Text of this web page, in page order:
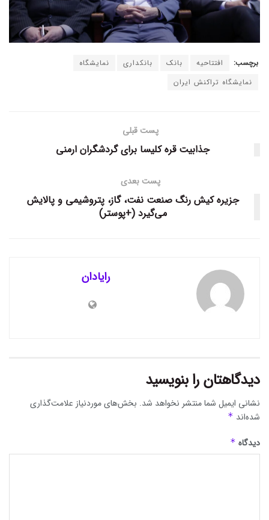
برچسب: افتتاحیه بانک بانکداری
نمایشگاه
نمایشگاه تراکنش ایران
پست قبلی
جذابیت قره کلیسا برای گردشگران ارمنی
پست بعدی
جزیره کیش رنگ صنعت نفت، گاز، پتروشیمی و پالایش
می‌گیرد (+پوستر)
رایادان
دیدگاهتان را بنویسید
نشانی ایمیل شما منتشر نخواهد شد. بخش‌های موردنیاز علامت‌گذاری
شده‌اند *
دیدگاه *